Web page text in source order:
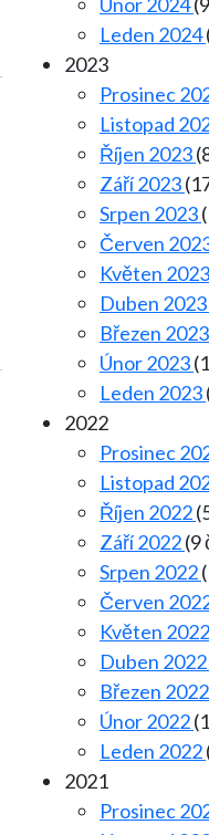
Leden 2024
2023
Prosinec
Listopad
Říjen 2023
Září 2023
Srpen 2023
Červen
Květen 2023
Duben 2023
Březen 2023
Únor 2023
Leden 2023
2022
Prosinec
Listopad
Říjen 2022
Září 2022(9
Srpen 2022
Červen
Květen 2022
Duben 2022
Březen 2022
Únor 2022
Leden 2022
2021
Prosinec